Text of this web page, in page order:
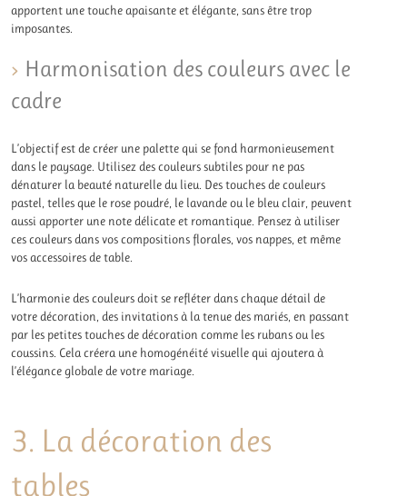
apportent une touche apaisante et élégante, sans être trop
imposantes.
Harmonisation des couleurs avec le
cadre
L’objectif est de créer une palette qui se fond harmonieusement
dans le paysage. Utilisez des couleurs subtiles pour ne pas
dénaturer la beauté naturelle du lieu. Des touches de couleurs
pastel, telles que le rose poudré, le lavande ou le bleu clair, peuvent
aussi apporter une note délicate et romantique. Pensez à utiliser
ces couleurs dans vos compositions florales, vos nappes, et même
vos accessoires de table.
L’harmonie des couleurs doit se refléter dans chaque détail de
votre décoration, des invitations à la tenue des mariés, en passant
par les petites touches de décoration comme les rubans ou les
coussins. Cela créera une homogénéité visuelle qui ajoutera à
l’élégance globale de votre mariage.
3. La décoration des
tables